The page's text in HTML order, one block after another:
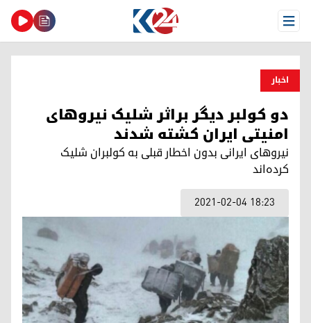
Open Menu
اخبار
دو کولبر دیگر براثر شلیک نیروهای
امنیتی ایران کشته شدند
نیروهای ایرانی بدون اخطار قبلی به کولبران شلیک
کرده‌اند
2021-02-04 18:23